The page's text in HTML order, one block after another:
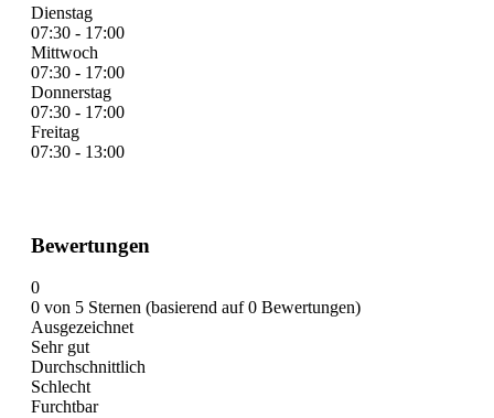
Dienstag
07:30 - 17:00
Mittwoch
07:30 - 17:00
Donnerstag
07:30 - 17:00
Freitag
07:30 - 13:00
Bewertungen
0
0 von 5 Sternen (basierend auf 0 Bewertungen)
Ausgezeichnet
Sehr gut
Durchschnittlich
Schlecht
Furchtbar